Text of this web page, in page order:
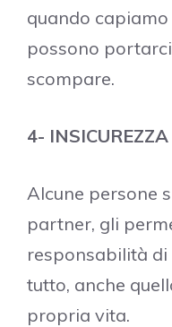
quando
possono
scompare.
4- INSICUREZZA
Alcune persone
partner, gli
responsabilità di
tutto, anche
propria vita.